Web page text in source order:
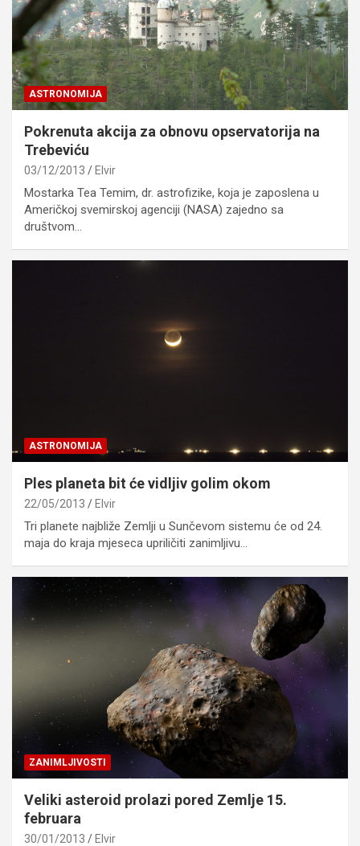
ASTRONOMIJA
Pokrenuta akcija za obnovu opservatorija na
Trebeviću
03/12/2013 Elvir
Mostarka Tea Temim, dr. astrofizike, koja je zaposlena u
Američkoj svemirskoj agenciji (NASA) zajedno sa
društvom…
ASTRONOMIJA
Ples planeta bit će vidljiv golim okom
22/05/2013 Elvir
Tri planete najbliže Zemlji u Sunčevom sistemu će od 24.
maja do kraja mjeseca upriličiti zanimljivu…
ZANIMLJIVOSTI
Veliki asteroid prolazi pored Zemlje 15.
februara
30/01/2013 Elvir